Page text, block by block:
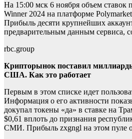
На 15:00 мск 6 ноября объем ставок
Winner 2024 на платформе
Прибыль десяти крупнейших
предварительным данным сервиса,
rbc.group
Крипторынок поставил
США. Как это работает
Первым в этом списке идет
Информация о его активности
докупал токены «да» в ставке на
$0,61 вплоть до признания
СМИ. Прибыль zxgngl на этом пуле